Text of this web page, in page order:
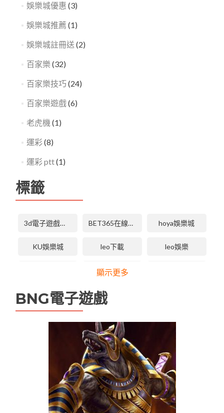
娛樂城優惠 (3)
娛樂城推薦 (1)
娛樂城註冊送 (2)
百家樂 (32)
百家樂技巧(24)
百家樂遊戲(6)
老虎機 (1)
運彩(8)
運彩 ptt(1)
標籤
3d電子遊戲技巧 BET365在線體育投注 hoya娛樂城
KU娛樂城 leo下載 leo娛樂
leo娛樂城維修 tha 3d電子
USDT娛樂城
九州娛樂leo
九州娛樂城 九州現金版 優塔娛樂城
優塔娛樂城無法登入 天下現金網 娛樂城
顯示更多
BNG電子遊戲